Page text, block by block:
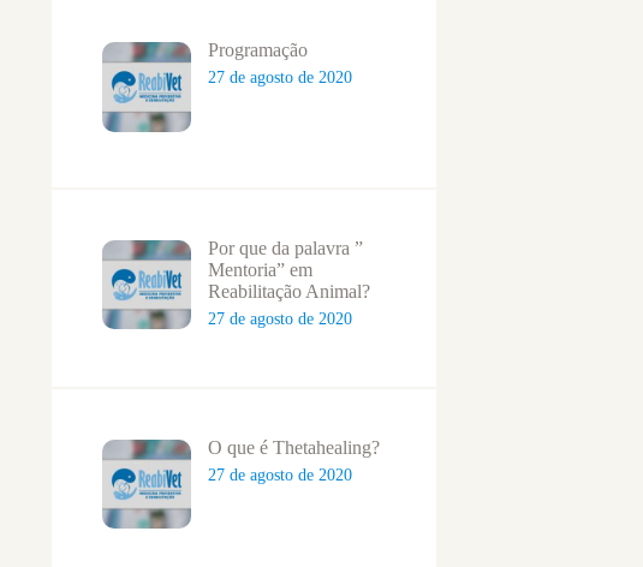
Programação
27 de agosto de 2020
Por que da palavra ”
Mentoria” em
Reabilitação Animal?
27 de agosto de 2020
O que é Thetahealing?
27 de agosto de 2020